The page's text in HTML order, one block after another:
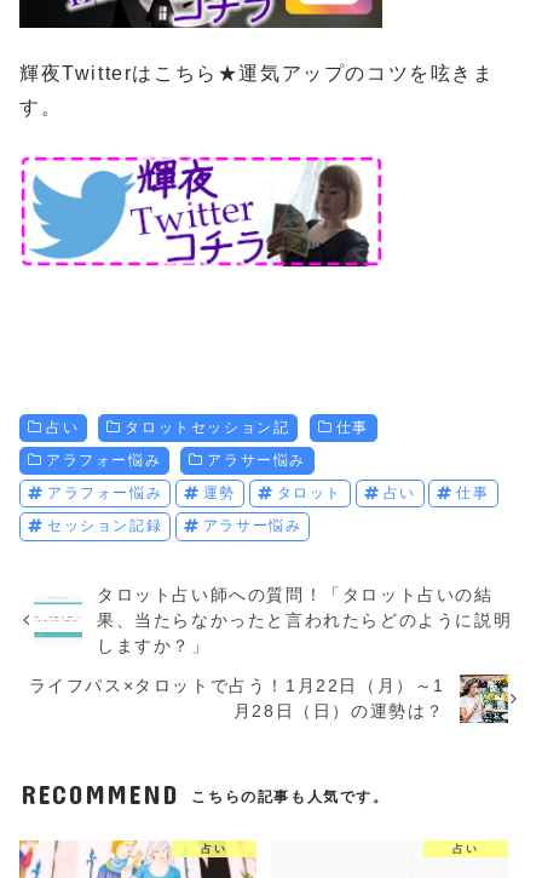
輝夜Twitterはこちら★運気アップのコツを呟きま
す。
占い タロットセッション記
仕事
アラフォー悩み
アラサー悩み
アラフォー悩み
運勢 タロット 占い
仕事
セッション記録
アラサー悩み
タロット占い師への質問！「タロット占いの結
果、当たらなかったと言われたらどのように説明
しますか？」
ライフパス×タロットで占う！1月22日（月）～1
月28日（日）の運勢は？
RECOMMEND こちらの記事も人気です。
占い 占い